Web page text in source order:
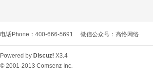
电话Phone：400-666-5691 微信公众号：高恪网络
Powered by Discuz! X3.4
© 2001-2013 Comsenz Inc.